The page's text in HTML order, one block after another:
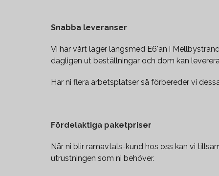
Snabba leveranser
Vi har vårt lager längsmed E6'an i
dagligen ut beställningar och dom kan
Har ni flera arbetsplatser så förbereder vi
Fördelaktiga paketpriser
När ni blir ramavtals-kund hos oss kan vi
utrustningen som ni behöver.